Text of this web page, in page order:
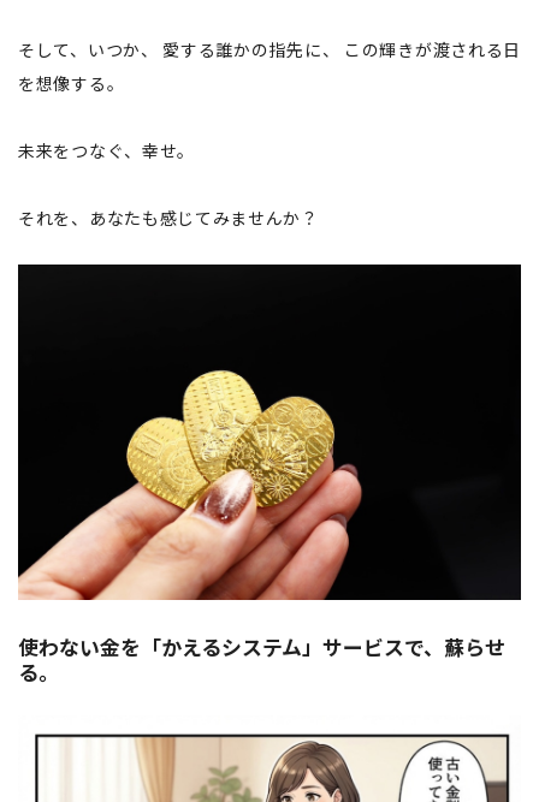
そして、いつか、 愛する誰かの指先に、 この輝きが渡される日
を想像する。
未来をつなぐ、幸せ。
それを、あなたも感じてみませんか？
使わない金を「かえるシステム」サービスで、蘇らせ
る。